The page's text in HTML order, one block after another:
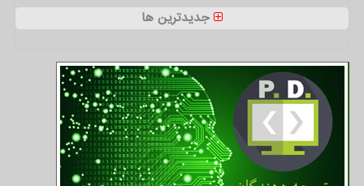
جدیدترین ها